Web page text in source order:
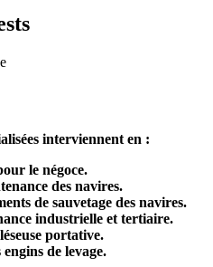
interviennent en :
le négoce.
des navires.
de sauvetage des navires.
industrielle et tertiaire.
portative.
de levage.